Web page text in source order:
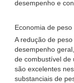
desempenho e
Economia de
A redução de
desempenho
de combustível de
são excelentes
substanciais de